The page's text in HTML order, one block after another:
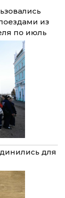
из
по июль
для